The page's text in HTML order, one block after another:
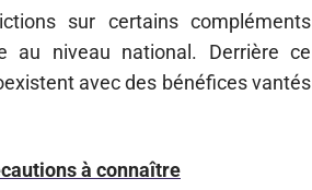
sur certains compléments
au niveau national. Derrière ce
avec des bénéfices vantés
à connaître